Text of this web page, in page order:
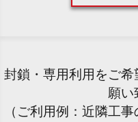
封鎖・専用利用をご
願い
（ご利用例：近隣工